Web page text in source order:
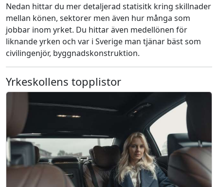
Nedan hittar du mer detaljerad statisitk kring skillnader
mellan könen, sektorer men även hur många som
jobbar inom yrket. Du hittar även medellönen för
liknande yrken och var i Sverige man tjänar bäst som
civilingenjör, byggnadskonstruktion.
Yrkeskollens topplistor